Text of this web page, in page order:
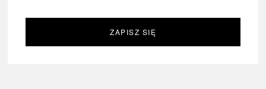
ZAPISZ SIĘ